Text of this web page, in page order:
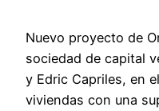
Nuevo proyecto de
sociedad de capital
y Edric Capriles, en
viviendas con una